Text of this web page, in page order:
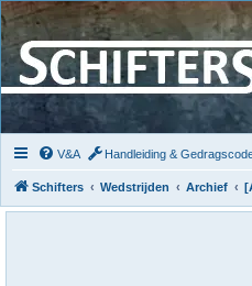
V&A Handleiding &
Schifters Wedstrijden Archief